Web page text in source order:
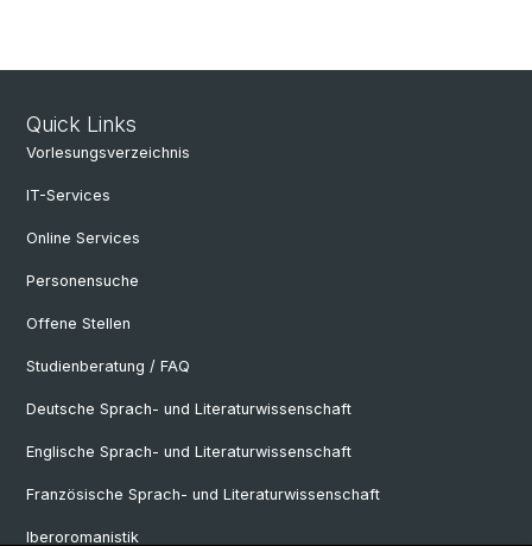
Quick Links
Vorlesungsverzeichnis
IT-Services
Online Services
Personensuche
Offene Stellen
Studienberatung / FAQ
Deutsche Sprach- und Literaturwissenschaft
Englische Sprach- und Literaturwissenschaft
Französische Sprach- und Literaturwissenschaft
Iberoromanistik